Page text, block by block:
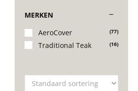
MERKEN
AeroCover
(77)
Traditional Teak (16)